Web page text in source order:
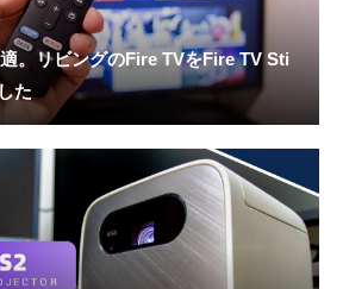
。リビングのFire TVをFire TV Sti
た